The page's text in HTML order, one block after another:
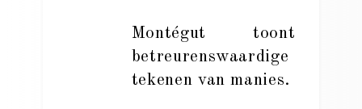
Montégut toont
betreurenswaardige
tekenen van manies.